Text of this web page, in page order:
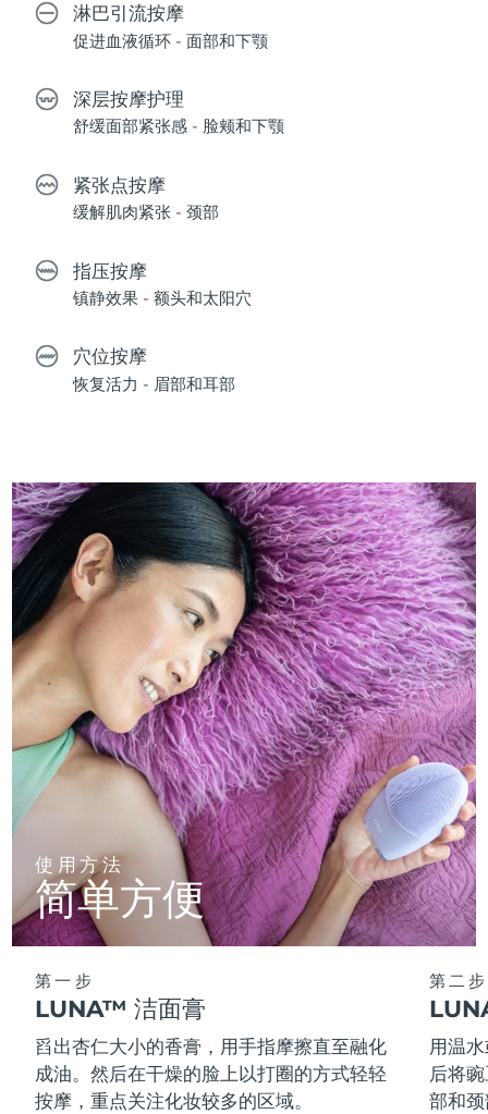
淋巴引流按摩
促进血液循环 - 面部和下颚
深层按摩护理
舒缓面部紧张感 - 脸颊和下颚
紧张点按摩
缓解肌肉紧张 - 颈部
指压按摩
镇静效果 - 额头和太阳穴
穴位按摩
恢复活力 - 眉部和耳部
使用方法
简单方便
第一步
LUNA™ 洁面膏
舀出杏仁大小的香膏，用手指摩擦直至融化
成油。然后在干燥的脸上以打圈的方式轻轻
按摩，重点关注化妆较多的区域。
第二步
用温
后将
部和